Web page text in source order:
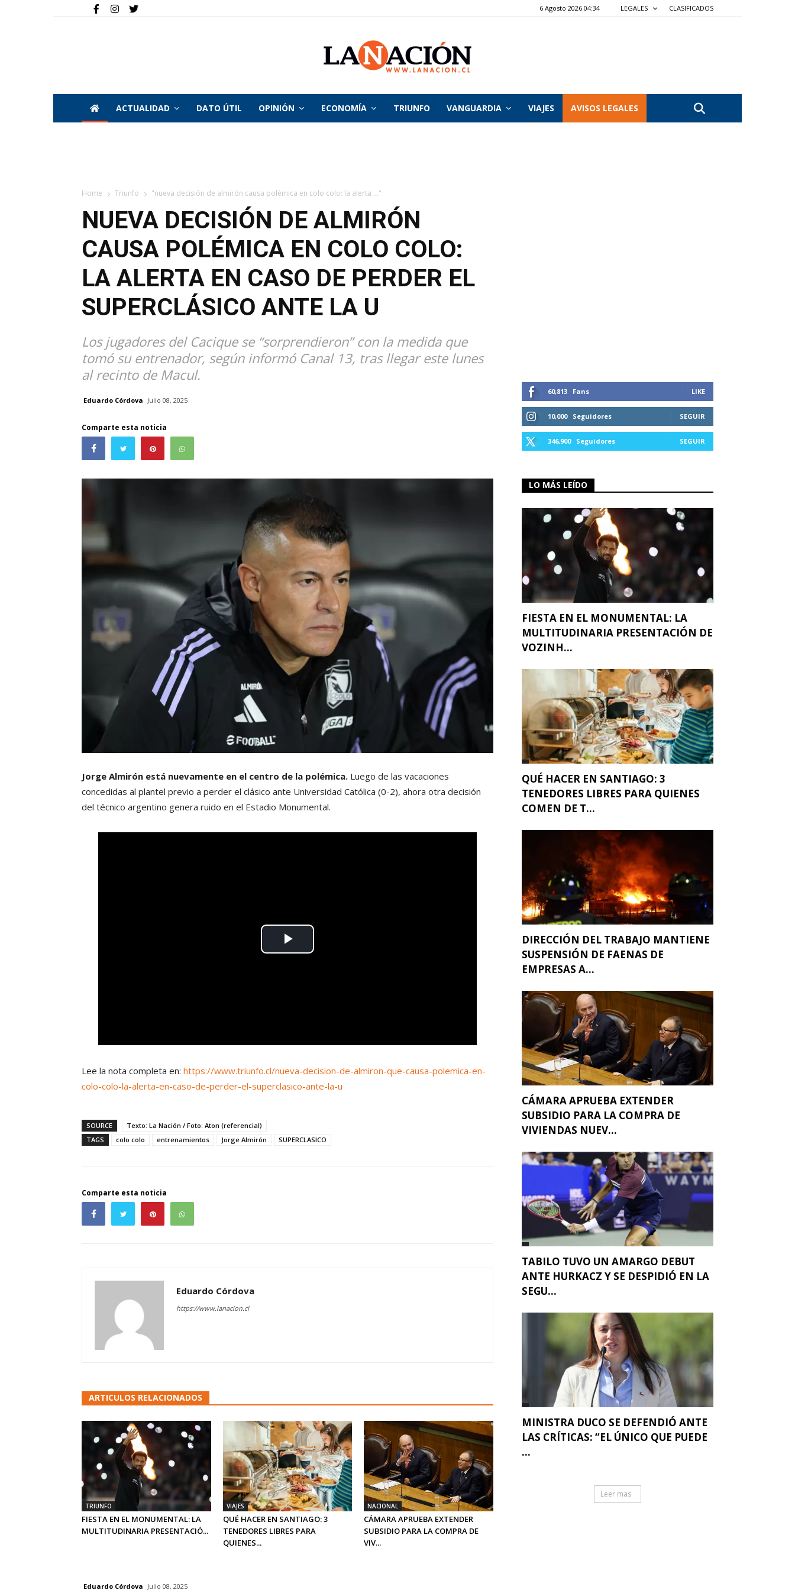
6 Agosto 2026 04:34 LEGALES CLASIFICADOS
La
ACTUALIDAD DATO ÚTIL OPINIÓN ECONOMÍA TRIUNFO VANGUARDIA VIAJES AVISOS LEGALES
Home Triunfo "nueva decisión de almirón causa polémica en colo colo: la alerta ..."
NUEVA DECISIÓN DE ALMIRÓN
CAUSA POLÉMICA EN COLO COLO:
LA ALERTA EN CASO DE PERDER EL
SUPERCLÁSICO ANTE LA U
Los jugadores del Cacique se “sorprendieron” con la medida que
tomó su entrenador, según informó Canal 13, tras llegar este lunes
al recinto de Macul.
Eduardo Córdova Julio 08, 2025
Comparte esta noticia
Jorge Almirón está nuevamente en el centro de la polémica. Luego de las vacaciones
concedidas al plantel previo a perder el clásico ante Universidad Católica (0-2), ahora otra decisión
del técnico argentino genera ruido en el Estadio Monumental.
Lee la nota completa en: https://www.triunfo.cl/nueva-decision-de-almiron-que-causa-polemica-en-
colo-colo-la-alerta-en-caso-de-perder-el-superclasico-ante-la-u
SOURCE
Texto: La Nación / Foto: Aton (referencial)
TAGS
colo colo entrenamientos Jorge Almirón SUPERCLASICO
Comparte esta noticia
Eduardo Córdova
https://www.lanacion.cl
ARTICULOS RELACIONADOS
TRIUNFO
FIESTA EN EL MONUMENTAL: LA
MULTITUDINARIA PRESENTACIÓ...
VIAJES
QUÉ HACER EN SANTIAGO: 3
TENEDORES LIBRES PARA
QUIENES...
NACIONAL
CÁMARA APRUEBA EXTENDER
SUBSIDIO PARA LA COMPRA DE
VIV...
60,813 Fans LIKE
10,000 Seguidores SEGUIR
346,900 Seguidores SEGUIR
LO MÁS LEÍDO
FIESTA EN EL MONUMENTAL: LA
MULTITUDINARIA PRESENTACIÓN DE
VOZINH...
QUÉ HACER EN SANTIAGO: 3
TENEDORES LIBRES PARA QUIENES
COMEN DE T...
DIRECCIÓN DEL TRABAJO MANTIENE
SUSPENSIÓN DE FAENAS DE
EMPRESAS A...
CÁMARA APRUEBA EXTENDER
SUBSIDIO PARA LA COMPRA DE
VIVIENDAS NUEV...
TABILO TUVO UN AMARGO DEBUT
ANTE HURKACZ Y SE DESPIDIÓ EN LA
SEGU...
MINISTRA DUCO SE DEFENDIÓ ANTE
LAS CRÍTICAS: “EL ÚNICO QUE PUEDE
...
Leer mas
Eduardo Córdova Julio 08, 2025